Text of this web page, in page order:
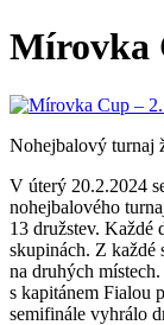
Mírovka
Nohejbalový turnaj
V úterý 20.2.2024
nohejbalového
13 družstev. Každé
skupinách. Z každé
na druhých
s kapitánem Fialou
semifinále vyhrálo